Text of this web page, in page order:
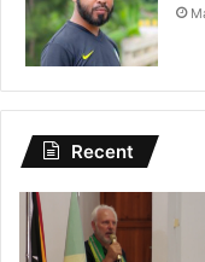
Recent